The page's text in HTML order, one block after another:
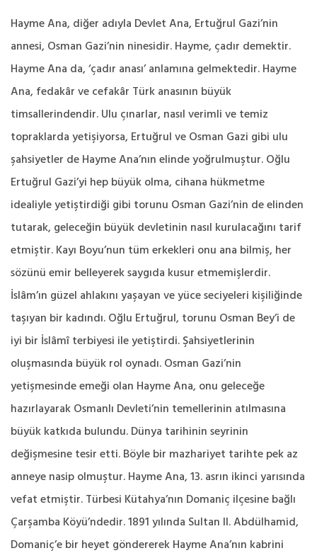
Hayme Ana, diğer adıyla Devlet Ana, Ertuğrul Gazi’nin
annesi, Osman Gazi’nin ninesidir. Hayme, çadır demektir.
Hayme Ana da, ‘çadır anası’ anlamına gelmektedir. Hayme
Ana, fedakâr ve cefakâr Türk anasının büyük
timsallerindendir. Ulu çınarlar, nasıl verimli ve temiz
topraklarda yetişiyorsa, Ertuğrul ve Osman Gazi gibi ulu
şahsiyetler de Hayme Ana’nın elinde yoğrulmuştur. Oğlu
Ertuğrul Gazi’yi hep büyük olma, cihana hükmetme
idealiyle yetiştirdiği gibi torunu Osman Gazi’nin de elinden
tutarak, geleceğin büyük devletinin nasıl kurulacağını tarif
etmiştir. Kayı Boyu’nun tüm erkekleri onu ana bilmiş, her
sözünü emir belleyerek saygıda kusur etmemişlerdir.
İslâm’ın güzel ahlakını yaşayan ve yüce seciyeleri kişiliğinde
taşıyan bir kadındı. Oğlu Ertuğrul, torunu Osman Bey’i de
iyi bir İslâmî terbiyesi ile yetiştirdi. Şahsiyetlerinin
oluşmasında büyük rol oynadı. Osman Gazi’nin
yetişmesinde emeği olan Hayme Ana, onu geleceğe
hazırlayarak Osmanlı Devleti’nin temellerinin atılmasına
büyük katkıda bulundu. Dünya tarihinin seyrinin
değişmesine tesir etti. Böyle bir mazhariyet tarihte pek az
anneye nasip olmuştur. Hayme Ana, 13. asrın ikinci yarısında
vefat etmiştir. Türbesi Kütahya’nın Domaniç ilçesine bağlı
Çarşamba Köyü’ndedir. 1891 yılında Sultan II. Abdülhamid,
Domaniç’e bir heyet göndererek Hayme Ana’nın kabrini